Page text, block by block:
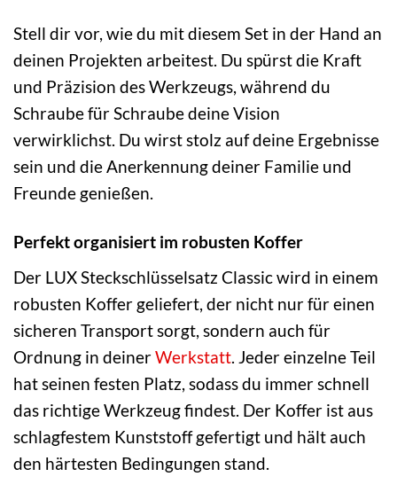
Stell dir vor, wie du mit diesem Set in der Hand an
deinen Projekten arbeitest. Du spürst die Kraft
und Präzision des Werkzeugs, während du
Schraube für Schraube deine Vision
verwirklichst. Du wirst stolz auf deine Ergebnisse
sein und die Anerkennung deiner Familie und
Freunde genießen.
Perfekt organisiert im robusten Koffer
Der LUX Steckschlüsselsatz Classic wird in einem
robusten Koffer geliefert, der nicht nur für einen
sicheren Transport sorgt, sondern auch für
Ordnung in deinerWerkstatt. Jeder einzelne Teil
hat seinen festen Platz, sodass du immer schnell
das richtige Werkzeug findest. Der Koffer ist aus
schlagfestem Kunststoff gefertigt und hält auch
den härtesten Bedingungen stand.